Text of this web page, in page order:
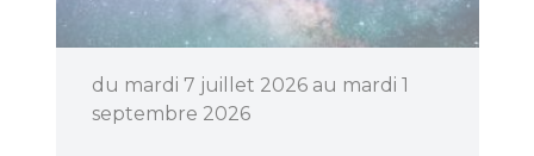
Aires de jeux
du mardi 7 juillet 2026 au mardi 1
septembre 2026